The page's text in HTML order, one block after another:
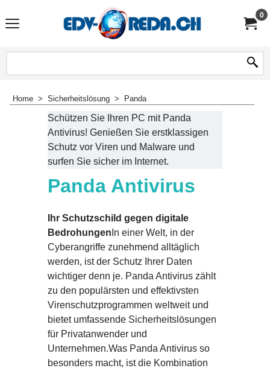
0
Home > Sicherheitslösung > Panda
Schützen Sie Ihren PC mit Panda
Antivirus! Genießen Sie erstklassigen
Schutz vor Viren und Malware und
surfen Sie sicher im Internet.
Panda Antivirus
Ihr Schutzschild gegen digitale
Bedrohungen In einer Welt, in der
Cyberangriffe zunehmend alltäglich
werden, ist der Schutz Ihrer Daten
wichtiger denn je. Panda Antivirus zählt
zu den populärsten und effektivsten
Virenschutzprogrammen weltweit und
bietet umfassende Sicherheitslösungen
für Privatanwender und
Unternehmen.Was Panda Antivirus so
besonders macht, ist die Kombination